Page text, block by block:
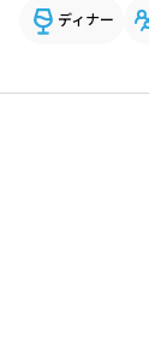
ディナー